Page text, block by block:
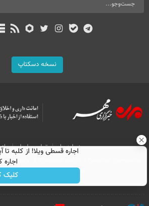
نسخه دسکتاپ
درباره ما تماس با ما
Agency is licensed under a Creative Commons
4.0 International License.کلیک